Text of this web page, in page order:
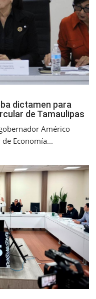
dictamen para
de Tamaulipas
Américo
Economía...